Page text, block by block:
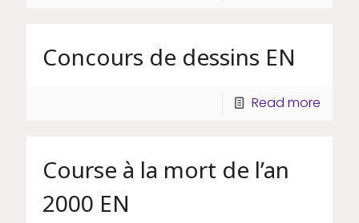
Concours de dessins EN
Read more
Course à la mort de l’an
2000 EN